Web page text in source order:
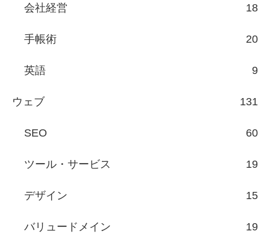
会社経営 18
手帳術 20
英語 9
ウェブ 131
SEO 60
ツール・サービス 19
デザイン 15
バリュードメイン 19